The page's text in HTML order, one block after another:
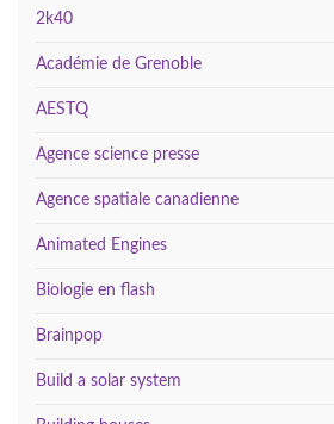
2k40
Académie de Grenoble
AESTQ
Agence science presse
Agence spatiale canadienne
Animated Engines
Biologie en flash
Brainpop
Build a solar system